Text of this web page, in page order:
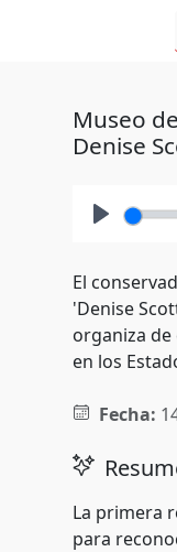
Museo
Denise
El
'Denise
organiza
en los
Fecha:
La primera
para